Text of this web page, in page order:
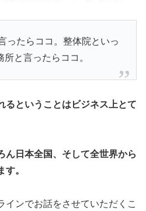
ったらココ。整体院といっ
と言ったらココ。
るということはビジネス上とて
ん日本全国、そして全世界から
。
インでお話をさせていただくこ